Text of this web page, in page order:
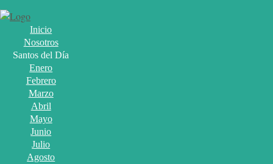
Inicio
Nosotros
Santos del Día
Enero
Febrero
Marzo
Abril
Mayo
Junio
Julio
Agosto